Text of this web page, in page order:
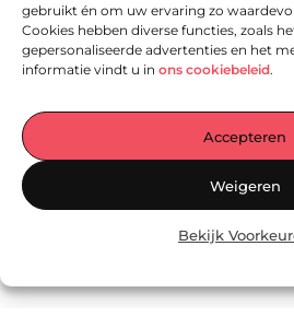
gebruikt én om uw ervaring zo
Cookies hebben diverse functies, zoals
gepersonaliseerde advertenties en het
informatie vindt u in ons cookiebeleid.
Accepteren
Weigeren
Bekijk
— Ontdek een wereld vol inspirerende
inspireren en begin vandaag